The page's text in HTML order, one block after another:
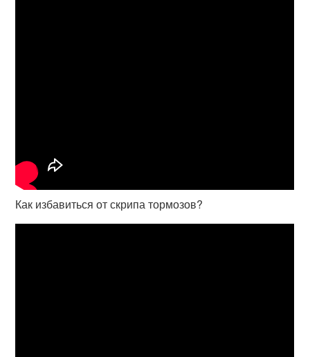
Как избавиться от скрипа тормозов?